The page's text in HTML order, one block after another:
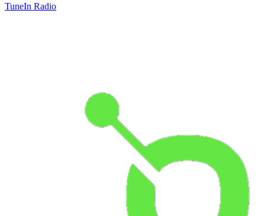
TuneIn Radio